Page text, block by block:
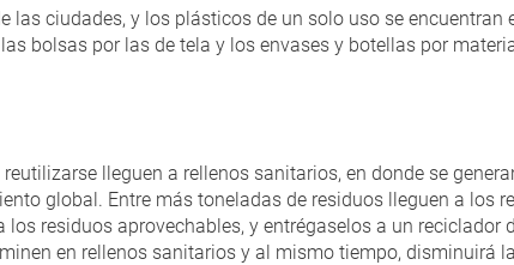
ciudades, y los plásticos de un solo uso se encuentran
bolsas por las de tela y los envases y botellas por
lleguen a rellenos sanitarios, en donde se
global. Entre más toneladas de residuos lleguen a los
los residuos aprovechables, y entrégaselos a un reciclador
en rellenos sanitarios y al mismo tiempo, disminuirá